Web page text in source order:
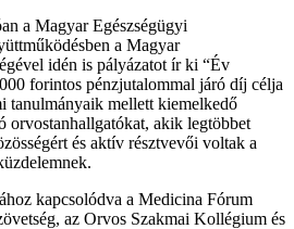
a Magyar Egészségügyi
a Magyar
idén is pályázatot ír ki “Év
forintos pénzjutalommal járó díj célja
tanulmányaik mellett kiemelkedő
orvostanhallgatókat, akik legtöbbet
és aktív résztvevői voltak a
kapcsolódva a Medicina Fórum
az Orvos Szakmai Kollégium és